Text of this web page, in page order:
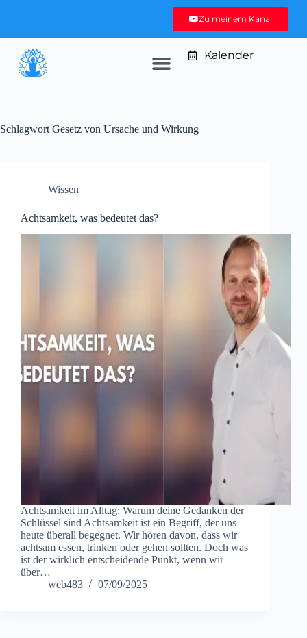
Zu meinem Kanal
Kalender
Schlagwort Gesetz von Ursache und Wirkung
Wissen
Achtsamkeit, was bedeutet das?
Achtsamkeit im Alltag: Warum deine Gedanken der
Schlüssel sind Achtsamkeit ist ein Begriff, der uns
heute überall begegnet. Wir hören davon, dass wir
achtsam essen, trinken oder gehen sollten. Doch was
ist der wirklich entscheidende Punkt, wenn wir
über…
web483
07/09/2025